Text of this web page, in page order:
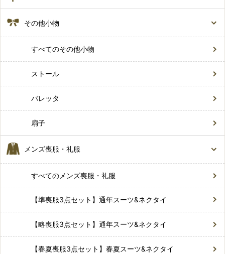
その他小物
すべてのその他小物
ストール
バレッタ
扇子
メンズ喪服・礼服
すべてのメンズ喪服・礼服
【準喪服3点セット】通年スーツ&ネクタイ
【略喪服3点セット】通年スーツ&ネクタイ
【春夏喪服3点セット】春夏スーツ&ネクタイ